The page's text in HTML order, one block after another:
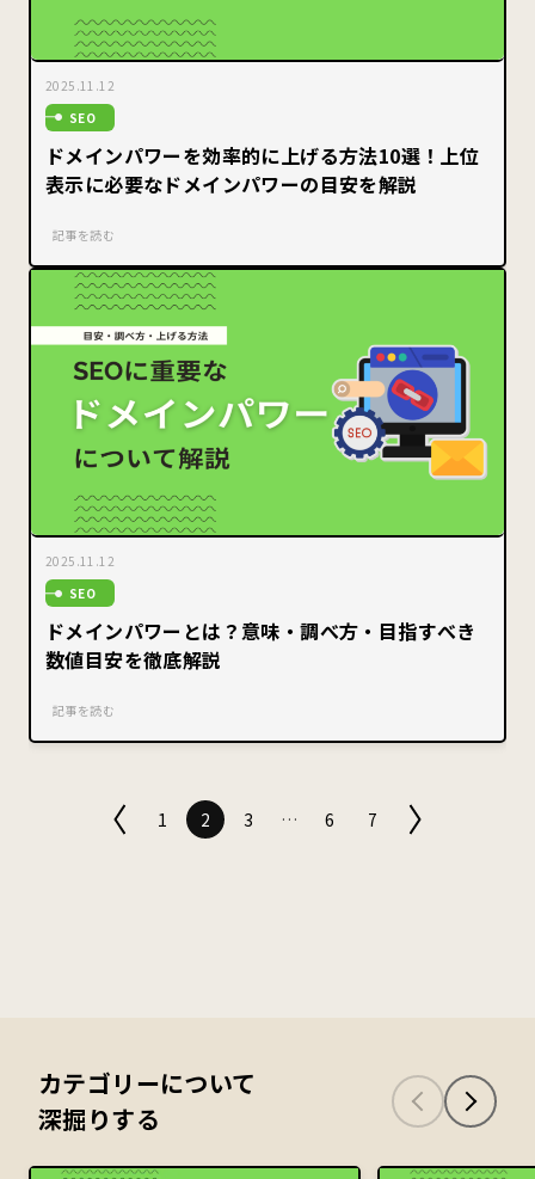
2025.11.12
SEO
ドメインパワーを効率的に上げる方法10選！上位
表示に必要なドメインパワーの目安を解説
記事を読む
2025.11.12
SEO
ドメインパワーとは？意味・調べ方・目指すべき
数値目安を徹底解説
記事を読む
1 2 3 … 6 7
カテゴリーについて
深掘りする